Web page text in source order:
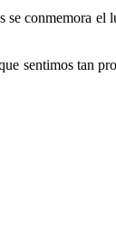
se conmemora el
sentimos tan